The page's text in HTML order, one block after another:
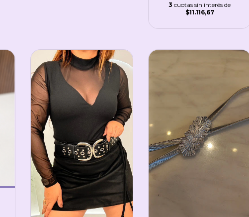
3 cuotas sin interés de
$11.116,67